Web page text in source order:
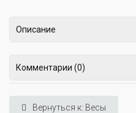
Описание
Комментарии (0)
Вернуться к: Весы